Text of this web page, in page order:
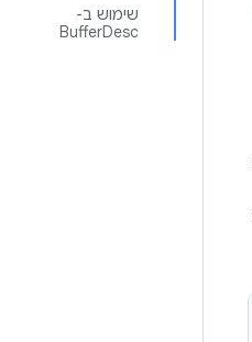
שימוש ב-
BufferDesc